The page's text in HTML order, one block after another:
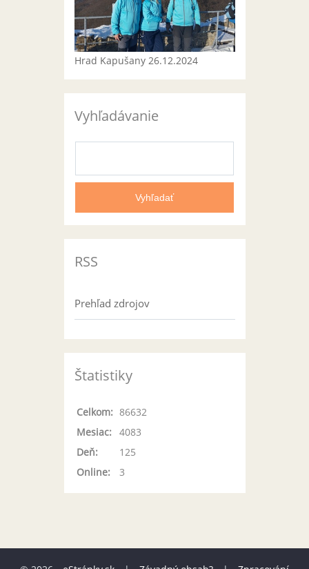
Hrad Kapušany 26.12.2024
Vyhľadávanie
RSS
Prehľad zdrojov
Štatistiky
Online: 3
Celkom: 86632
Mesiac:
4083
Deň:
125